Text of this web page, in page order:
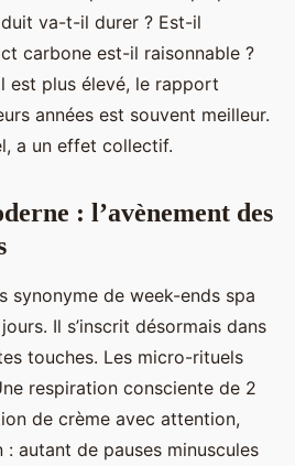
va-t-il durer ? Est-il
carbone est-il raisonnable ?
est plus élevé, le rapport
années est souvent meilleur.
a un effet collectif.
: l’avènement des
synonyme de week-ends spa
Il s’inscrit désormais dans
touches. Les micro-rituels
respiration consciente de 2
de crème avec attention,
: autant de pauses minuscules